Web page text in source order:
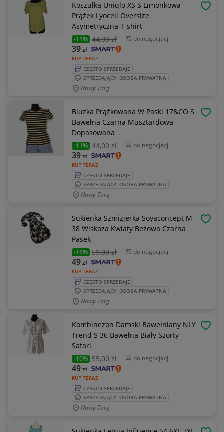
Koszulka Uniqlo XS S Limonkowa
Prążek Lyocell Oversize
Asymetryczna T-shirt
-11% 44,00 zł do negocjacji
KUP TERAZ
39zł
CZĘSTO SPRZEDAJE
SPRZEDAJĄCY: OSOBA PRYWATNA
Nowy Targ
Bluzka Prążkowana W Paski 17&CO S
Bawełna Czarna Musztardowa
Dopasowana
-11% 44,00 zł do negocjacji
KUP TERAZ
39zł
CZĘSTO SPRZEDAJE
SPRZEDAJĄCY: OSOBA PRYWATNA
Nowy Targ
Sukienka Szmizjerka Soyaconcept M
38 Wiskoza Kwiaty Beżowa Czarna
Pasek
-16% 59,00 zł do negocjacji
KUP TERAZ
49zł
CZĘSTO SPRZEDAJE
SPRZEDAJĄCY: OSOBA PRYWATNA
Nowy Targ
Kombinezon Damski Bawełniany NLY
Trend S 36 Bawełna Biały Szorty
Safari
-10% 55,00 zł do negocjacji
KUP TERAZ
49zł
CZĘSTO SPRZEDAJE
SPRZEDAJĄCY: OSOBA PRYWATNA
Nowy Targ